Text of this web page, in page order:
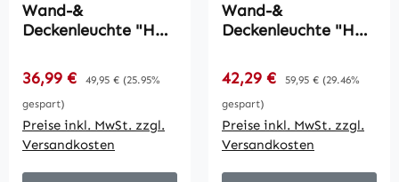
Wand-&
Deckenleuchte "HP-
48W, 4000k,
neutralweiß, 5800
Lumen
Verkaufspreis:
36,99 € Regulärer Preis:
49,95 € (25.95%
gespart)
Preise inkl. MwSt. zzgl.
Versandkosten
Wand-&
Deckenleuchte "HP-
56W, 4000k,
neutralweiß, 6600
Lumen
Verkaufspreis:
42,29 € Regulärer Preis:
59,95 € (29.46%
gespart)
Preise inkl. MwSt. zzgl.
Versandkosten